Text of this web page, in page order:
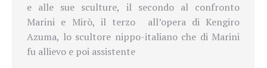
e alle sue sculture, il secondo al confronto
Marini e Mirò, il terzo all’opera di Kengiro
Azuma, lo scultore nippo-italiano che di Marini
fu allievo e poi assistente